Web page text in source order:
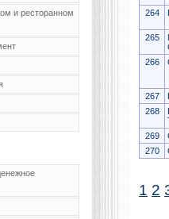
и ресторанном
264
265
266
267
268
269
270
1 2